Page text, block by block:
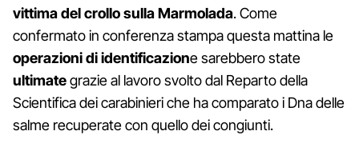
vittima del crollo sulla Marmolada. Come
confermato in conferenza stampa questa mattina le
operazioni di identificazione sarebbero state
ultimategrazie al lavoro svolto dal Reparto della
Scientifica dei carabinieri che ha comparato i Dna delle
salme recuperate con quello dei congiunti.